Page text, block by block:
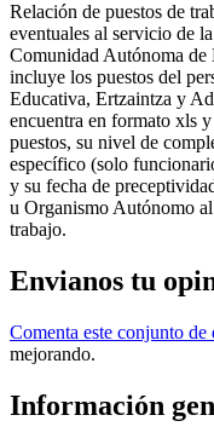
Relación de puestos de
eventuales al servicio de
Comunidad Autónoma de
incluye los puestos del
Educativa, Ertzaintza y
encuentra en formato xls
puestos, su nivel de
específico (solo
y su fecha de
u Organismo Autónomo
trabajo.
Envianos tu
Comenta este conjunto de
mejorando.
Información